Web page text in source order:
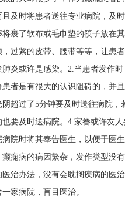
及时将患者送往专业病院，及
裹了软布或毛巾垫的筷子放在
过紧的皮带、腰带等等，让患
炎或许是感染。2.当患者发作
者是有很大的认识阻碍的，并
超过了5分钟要及时送往病院
要及时送病院。4.家眷或许友
院时将其奉告医生，以便于医
痫病的病因繁杂，发作类型没
治办法，没有会耽搁疾病的医
家病院，盲目医治。